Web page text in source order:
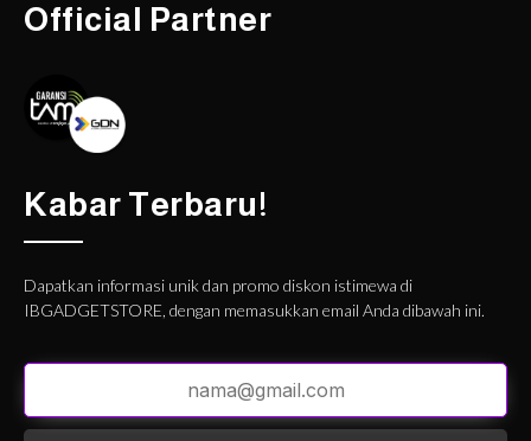
Official Partner
Kabar Terbaru!
Dapatkan informasi unik dan promo diskon istimewa di
IBGADGETSTORE, dengan memasukkan email Anda dibawah ini.